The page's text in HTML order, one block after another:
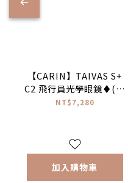
【CARIN】TAIVAS S+
C2 飛行員光學眼鏡♦(琥
珀)
NT$7,280
加入購物車